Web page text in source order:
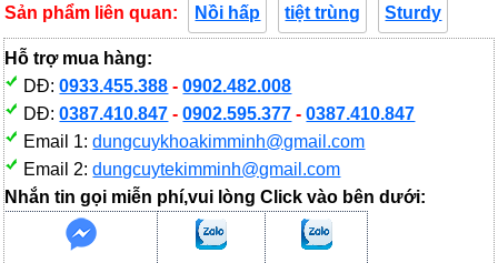
Sản phẩm liên quan: Nồi hấp tiệt trùng Sturdy
Hỗ trợ mua hàng:
DĐ:0933.455.388 -0902.482.008
DĐ:0387.410.847 -0902.595.377 -0387.410.847
Email 1:dungcuykhoakimminh@gmail.com
Email 2:dungcuytekimminh@gmail.com
Nhắn tin gọi miễn phí,vui lòng Click vào bên dưới: